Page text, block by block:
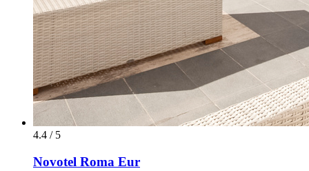
4.4 / 5
Novotel Roma Eur